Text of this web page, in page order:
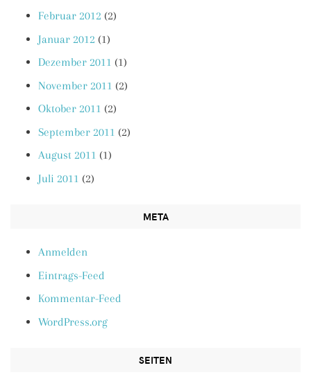
Februar 2012 (2)
Januar 2012 (1)
Dezember 2011 (1)
November 2011 (2)
Oktober 2011 (2)
September 2011 (2)
August 2011 (1)
Juli 2011 (2)
META
Anmelden
Eintrags-Feed
Kommentar-Feed
WordPress.org
SEITEN